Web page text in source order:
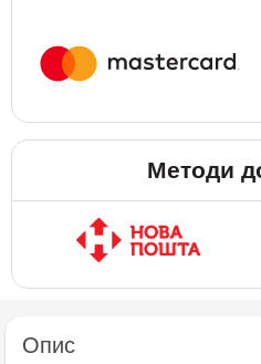
Методи
Опис